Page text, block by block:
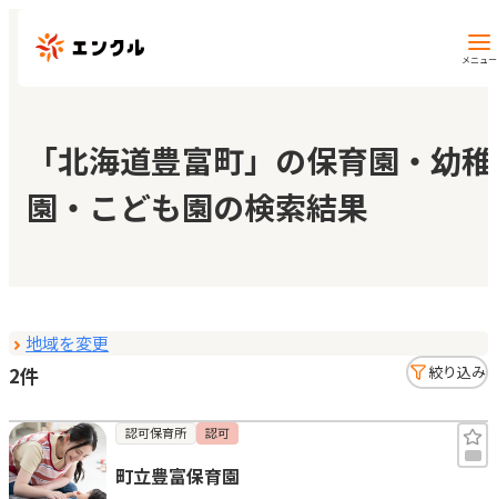
メニュー
保育園・幼稚園を探す
地図から探す
マイページ
お気に入り
「北海道豊富町」の保育園・幼稚
園・こども園の検索結果
地域を変更
2件 絞り込み
認可保育所 認可
町立豊富保育園